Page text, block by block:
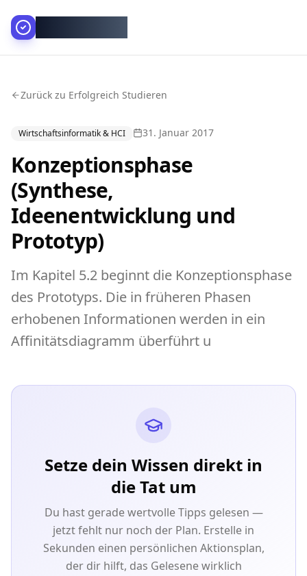
Zurück zu Erfolgreich Studieren
Wirtschaftsinformatik & HCI 31. Januar 2017
Konzeptionsphase
(Synthese,
Ideenentwicklung und
Prototyp)
Im Kapitel 5.2 beginnt die Konzeptionsphase
des Prototyps. Die in früheren Phasen
erhobenen Informationen werden in ein
Affinitätsdiagramm überführt u
Setze dein Wissen direkt in
die Tat um
Du hast gerade wertvolle Tipps gelesen —
jetzt fehlt nur noch der Plan. Erstelle in
Sekunden einen persönlichen Aktionsplan,
der dir hilft, das Gelesene wirklich